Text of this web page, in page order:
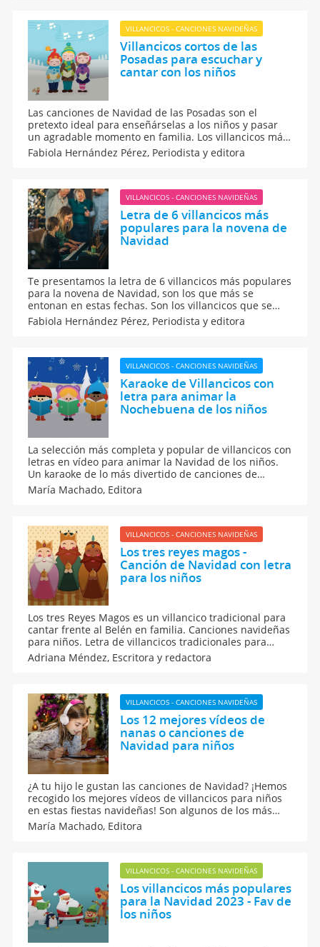
VILLANCICOS - CANCIONES NAVIDEÑAS
Villancicos cortos de las
Posadas para escuchar y
cantar con los niños
Las canciones de Navidad de las Posadas son el
pretexto ideal para enseñárselas a los niños y pasar
un agradable momento en familia. Los villancicos más
populares suenan en todas las casas en esta época de
amor, solidaridad y paz ante el nacimiento del Niño
Fabiola Hernández Pérez, Periodista y editora
VILLANCICOS - CANCIONES NAVIDEÑAS
Letra de 6 villancicos más
populares para la novena de
Navidad
Te presentamos la letra de 6 villancicos más populares
para la novena de Navidad, son los que más se
entonan en estas fechas. Son los villancicos que se
cantan durante la novena de Aguinaldos en los días
que se lleva a cabo, del 16 al 24 de diciembre. Te
Fabiola Hernández Pérez, Periodista y editora
VILLANCICOS - CANCIONES NAVIDEÑAS
Karaoke de Villancicos con
letra para animar la
Nochebuena de los niños
La selección más completa y popular de villancicos con
letras en vídeo para animar la Navidad de los niños.
Un karaoke de lo más divertido de canciones de
Navidad para que los niños canten y bailen con la
familia. Canciones navideñas como Los peces en el río,
María Machado, Editora
VILLANCICOS - CANCIONES NAVIDEÑAS
Los tres reyes magos -
Canción de Navidad con letra
para los niños
Los tres Reyes Magos es un villancico tradicional para
cantar frente al Belén en familia. Canciones navideñas
para niños. Letra de villancicos tradicionales para
cantar con los niños en estas fechas navideñas. Vídeos
del villancico Los tres Reyes Magos y más recursos de
Adriana Méndez, Escritora y redactora
VILLANCICOS - CANCIONES NAVIDEÑAS
Los 12 mejores vídeos de
nanas o canciones de
Navidad para niños
¿A tu hijo le gustan las canciones de Navidad? ¡Hemos
recogido los mejores vídeos de villancicos para niños
en estas fiestas navideñas! Son algunos de los más
vistos en el canal de Youtube de Guiainfantil.com. Hay
un poco de todo: villancicos populares, canciones de
María Machado, Editora
VILLANCICOS - CANCIONES NAVIDEÑAS
Los villancicos más populares
para la Navidad 2023 - Fav de
los niños